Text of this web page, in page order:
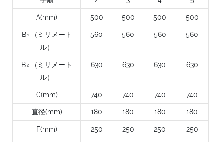
A(mm) 500 500 500 500
B1（ミリメート
ル）
560 560 560 560
B 2
（ミリメート
ル）
630 630 630 630
C(mm) 740 740 740 740
直径(mm) 180 180 180 180
F(mm) 250 250 250 250